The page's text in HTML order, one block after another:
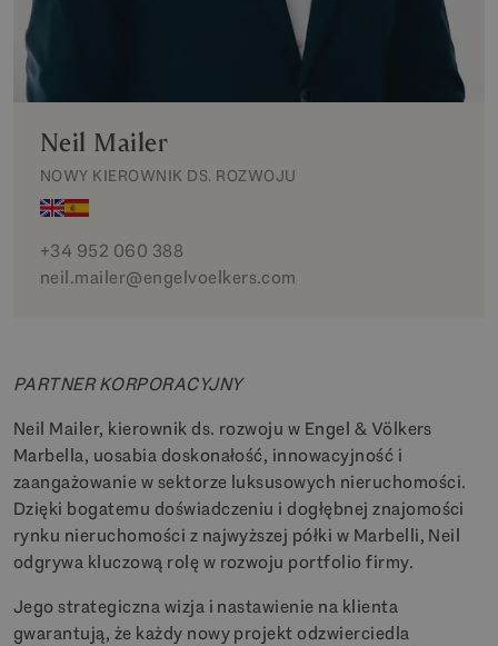
Neil Mailer
NOWY KIEROWNIK DS. ROZWOJU
+34 952 060 388
neil.mailer@engelvoelkers.com
PARTNER KORPORACYJNY
Neil Mailer, kierownik ds. rozwoju w Engel & Völkers
Marbella, uosabia doskonałość, innowacyjność i
zaangażowanie w sektorze luksusowych nieruchomości.
Dzięki bogatemu doświadczeniu i dogłębnej znajomości
rynku nieruchomości z najwyższej półki w Marbelli, Neil
odgrywa kluczową rolę w rozwoju portfolio firmy.
Jego strategiczna wizja i nastawienie na klienta
gwarantują, że każdy nowy projekt odzwierciedla